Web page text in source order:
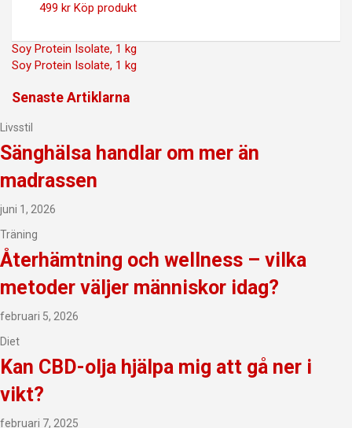
499 kr Köp produkt
Inläggsnavigering
Soy Protein Isolate, 1 kg
Soy Protein Isolate, 1 kg
Senaste Artiklarna
Livsstil
Sänghälsa handlar om mer än
madrassen
juni 1, 2026
Träning
Återhämtning och wellness – vilka
metoder väljer människor idag?
februari 5, 2026
Diet
Kan CBD-olja hjälpa mig att gå ner i
vikt?
februari 7, 2025